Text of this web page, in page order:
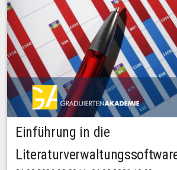
Einführung in die